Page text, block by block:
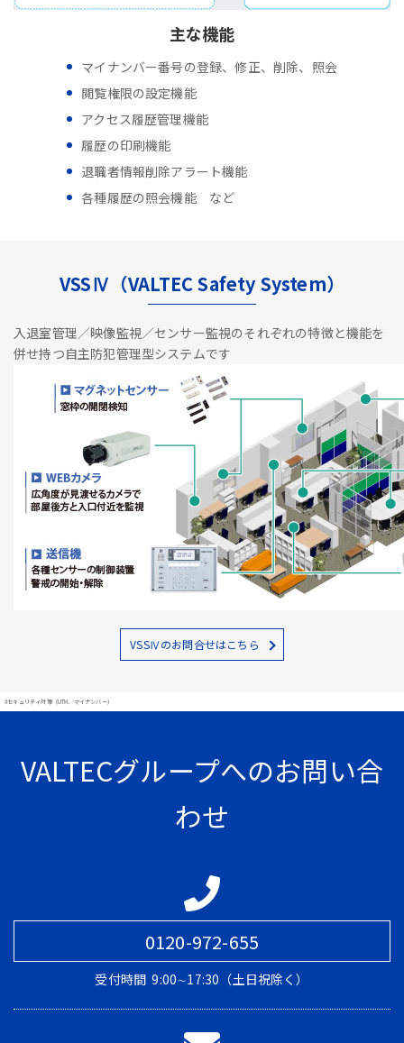
主な機能
マイナンバー番号の登録、修正、削除、照会
閲覧権限の設定機能
アクセス履歴管理機能
履歴の印刷機能
退職者情報削除アラート機能
各種履歴の照会機能 など
VSSⅣ（VALTEC Safety System）
入退室管理／映像監視／センサー監視のそれぞれの特徴と機能を
併せ持つ自主防犯管理型システムです
VSSⅣのお問合せはこちら
#セキュリティ対策（UTM、マイナンバー）
VALTECグループへのお問い合
わせ
0120-972-655
受付時間 9:00∼17:30（土日祝除く）